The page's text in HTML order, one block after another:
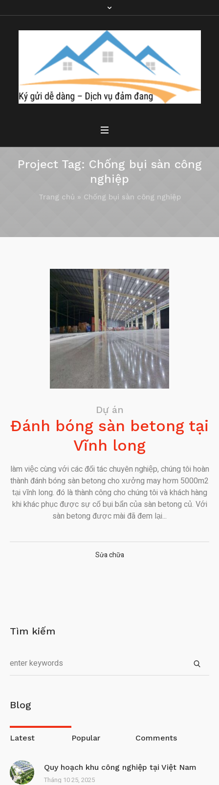
Project Tag: Chống bụi sàn công
nghiệp
Trang chủ » Chống bụi sàn công nghiệp
Dự án
Đánh bóng sàn betong tại
Vĩnh long
làm việc cùng với các đối tác chuyên nghiệp, chúng tôi hoàn
thành đánh bóng sàn betong cho xưởng may hơm 5000m2
tại vĩnh long. đó là thành công cho chúng tôi và khách hàng
khi khác phục được sự cố bụi bẩn của sàn betong củ. Với
sàn betong được mài đã đem lại...
Sửa chữa
Tìm kiếm
Blog
Latest Popular Comments
Quy hoạch khu công nghiệp tại Việt Nam
Tháng 10 25, 2025